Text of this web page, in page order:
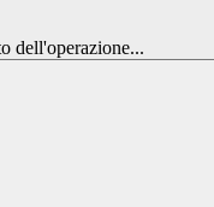
dell'operazione...